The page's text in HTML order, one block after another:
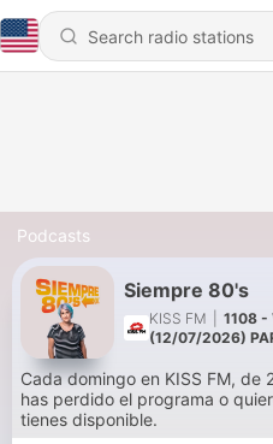
Podcasts
Siempre 80's
KISS FM
1108 -
(12/07/2026)
Cada domingo en KISS FM, de
has perdido el programa o
tienes disponible.